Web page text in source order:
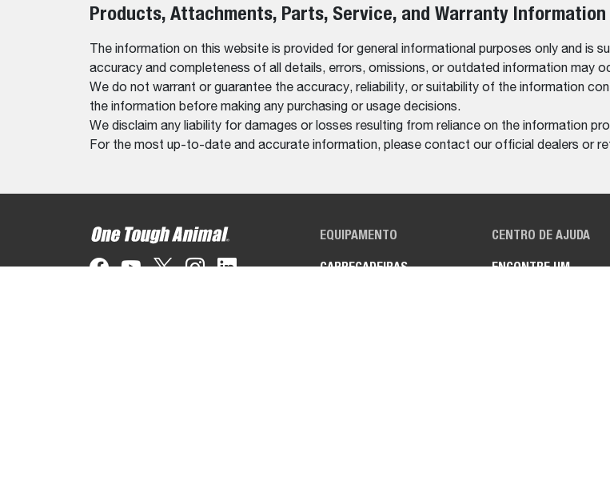
Products, Attachments, Parts, Service, and Warranty
The information on this website is provided for general informational purposes only and is
accuracy and completeness of all details, errors, omissions, or outdated information may
We do not warrant or guarantee the accuracy, reliability, or suitability of the information
the information before making any purchasing or usage decisions.
We disclaim any liability for damages or losses resulting from reliance on the information
For the most up-to-date and accurate information, please contact our official dealers or
EQUIPAMENTO
CARREGADEIRAS
CENTRO DE AJUDA
ENCONTRE UM